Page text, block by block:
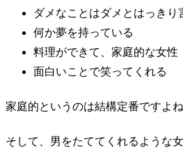
ダメなことはダメとはっきり
何か夢を持っている
料理ができて、家庭的な女性
面白いことで笑ってくれる
家庭的というのは結構定番ですよね
そして、男をたててくれるような